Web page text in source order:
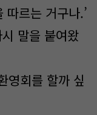
르는 거구나.’
말을 붙여왔
영회를 할까 싶